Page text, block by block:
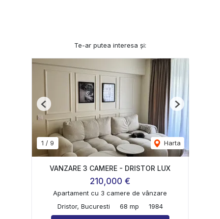
Te-ar putea interesa și:
1 / 9 Harta
Previous Next
VANZARE 3 CAMERE - DRISTOR LUX
210,000 €
Apartament cu 3 camere de vânzare
Dristor, Bucuresti
68 mp 1984